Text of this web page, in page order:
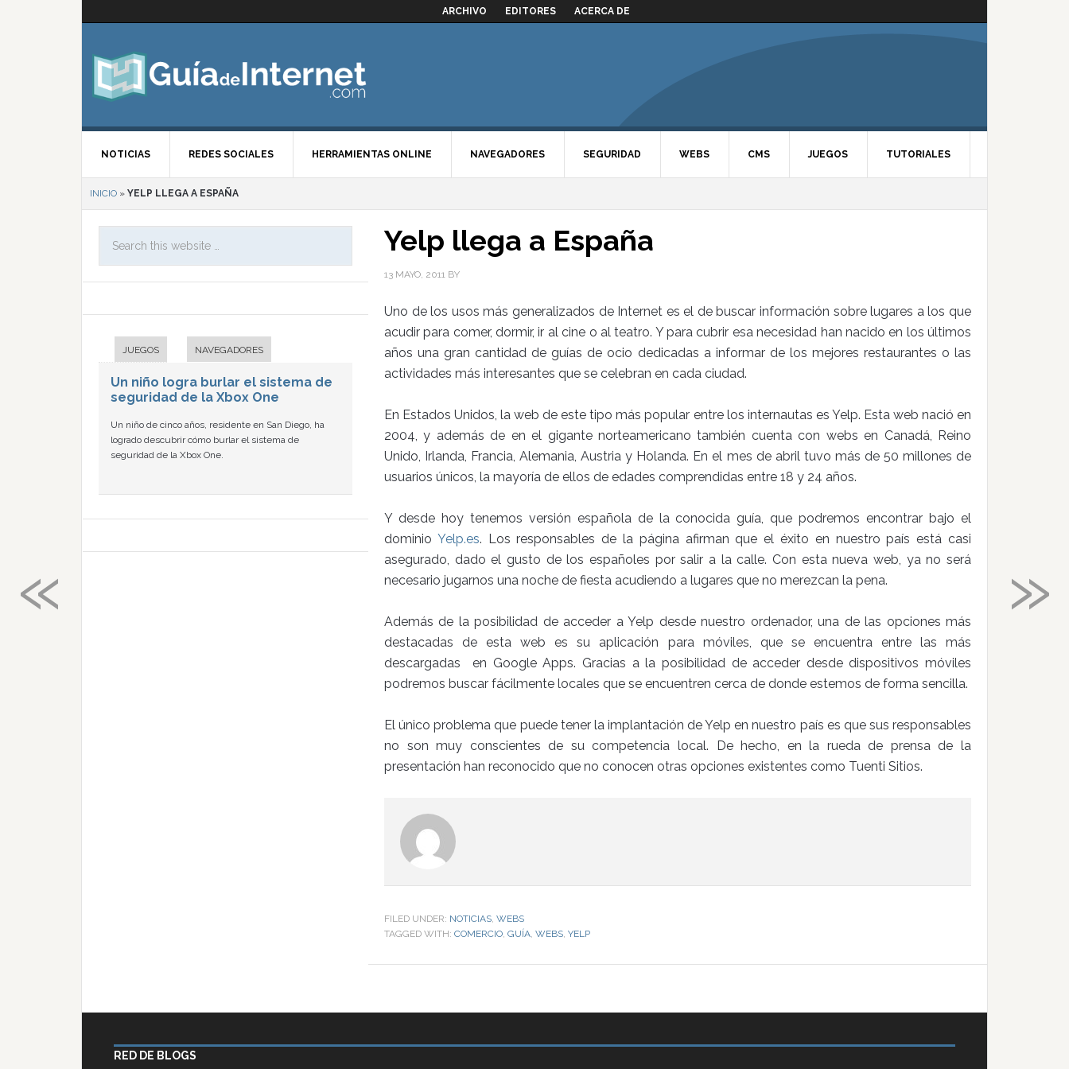
ARCHIVO EDITORES ACERCA DE
NOTICIAS REDES SOCIALES HERRAMIENTAS ONLINE NAVEGADORES SEGURIDAD WEBS CMS JUEGOS TUTORIALES
INICIO » YELP LLEGA A ESPAÑA
Yelp llega a España
13 MAYO, 2011 BY
Uno de los usos más generalizados de Internet es el de buscar información sobre lugares a los que
acudir para comer, dormir, ir al cine o al teatro. Y para cubrir esa necesidad han nacido en los últimos
años una gran cantidad de guías de ocio dedicadas a informar de los mejores restaurantes o las
actividades más interesantes que se celebran en cada ciudad.
En Estados Unidos, la web de este tipo más popular entre los internautas es Yelp. Esta web nació en
2004, y además de en el gigante norteamericano también cuenta con webs en Canadá, Reino
Unido, Irlanda, Francia, Alemania, Austria y Holanda. En el mes de abril tuvo más de 50 millones de
usuarios únicos, la mayoría de ellos de edades comprendidas entre 18 y 24 años.
Y desde hoy tenemos versión española de la conocida guía, que podremos encontrar bajo el
dominio Yelp.es. Los responsables de la página afirman que el éxito en nuestro país está casi
asegurado, dado el gusto de los españoles por salir a la calle. Con esta nueva web, ya no será
necesario jugarnos una noche de fiesta acudiendo a lugares que no merezcan la pena.
Además de la posibilidad de acceder a Yelp desde nuestro ordenador, una de las opciones más
destacadas de esta web es su aplicación para móviles, que se encuentra entre las más
descargadas en Google Apps. Gracias a la posibilidad de acceder desde dispositivos móviles
podremos buscar fácilmente locales que se encuentren cerca de donde estemos de forma sencilla.
El único problema que puede tener la implantación de Yelp en nuestro país es que sus responsables
no son muy conscientes de su competencia local. De hecho, en la rueda de prensa de la
presentación han reconocido que no conocen otras opciones existentes como Tuenti Sitios.
FILED UNDER: NOTICIAS, WEBS
TAGGED WITH: COMERCIO, GUÍA, WEBS, YELP
JUEGOS NAVEGADORES
Un niño logra burlar el sistema de
seguridad de la Xbox One
Un niño de cinco años, residente en San Diego, ha
logrado descubrir cómo burlar el sistema de
seguridad de la Xbox One.
RED DE BLOGS
»
«